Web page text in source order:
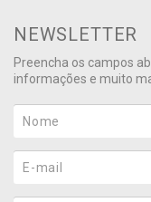
NEWSLETTER
Preencha os campos
informações e muito